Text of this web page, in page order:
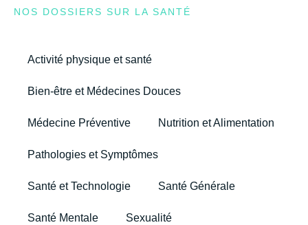
NOS DOSSIERS SUR LA SANTÉ
Activité physique et santé
Bien-être et Médecines Douces
Médecine Préventive Nutrition et Alimentation
Pathologies et Symptômes
Santé et Technologie Santé Générale
Santé Mentale Sexualité